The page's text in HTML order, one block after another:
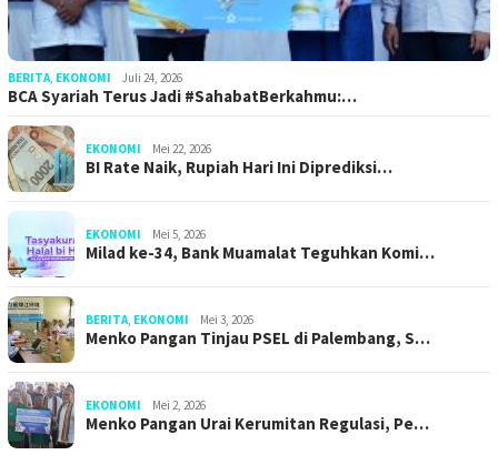
BERITA, EKONOMI Juli 24, 2026
BCA Syariah Terus Jadi #SahabatBerkahmu:…
EKONOMI Mei 22, 2026
BI Rate Naik, Rupiah Hari Ini Diprediksi…
EKONOMI Mei 5, 2026
Milad ke-34, Bank Muamalat Teguhkan Komi…
BERITA, EKONOMI Mei 3, 2026
Menko Pangan Tinjau PSEL di Palembang, S…
EKONOMI Mei 2, 2026
Menko Pangan Urai Kerumitan Regulasi, Pe…